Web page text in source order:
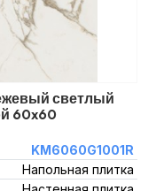
светлый
60x60
KM6060G1001R
Напольная плитка